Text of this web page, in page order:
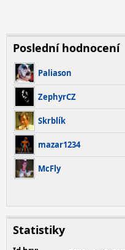
Poslední hodnocení
Paliason
ZephyrCZ
Skrblík
mazar1234
McFly
Statistiky